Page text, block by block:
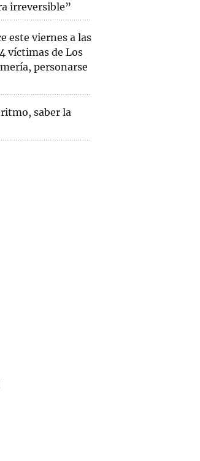
irreversible”
este viernes a las
víctimas de Los
personarse
saber la